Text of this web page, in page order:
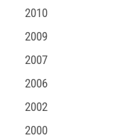
2010
2009
2007
2006
2002
2000